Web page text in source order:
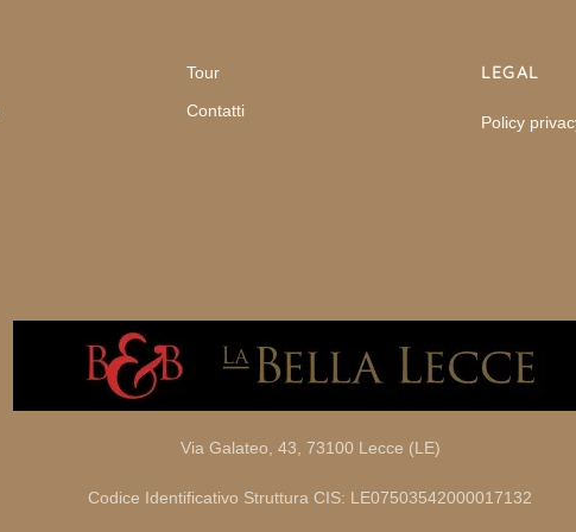
Tour
Contatti
LEGAL
Policy
Via Galateo, 43, 73100 Lecce (LE)
Codice Identificativo Struttura CIS: LE07503542000017132